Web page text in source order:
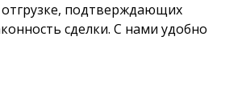
подтверждающих
сделки. С нами удобно